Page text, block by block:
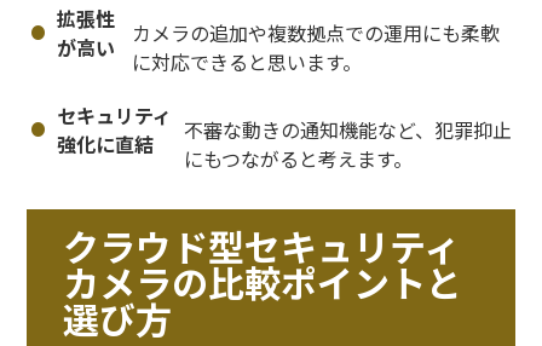
拡張性
が高い
カメラの追加や複数拠点での運用にも柔軟
に対応できると思います。
セキュリティ
強化に直結
不審な動きの通知機能など、犯罪抑止
にもつながると考えます。
クラウド型セキュリティ
カメラの比較ポイントと
選び方